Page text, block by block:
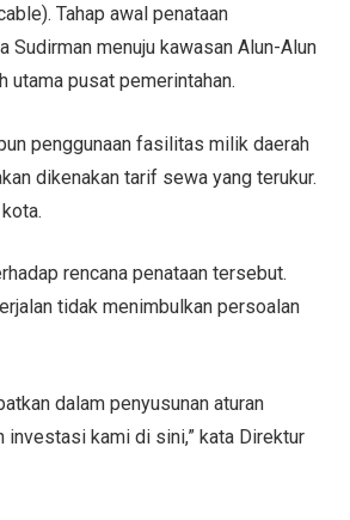
Tahap awal penataan
menuju kawasan Alun-Alun
utama pusat pemerintahan.
penggunaan fasilitas milik daerah
dikenakan tarif sewa yang terukur.
rencana penataan tersebut.
tidak menimbulkan persoalan
dalam penyusunan aturan
kami di sini,” kata Direktur